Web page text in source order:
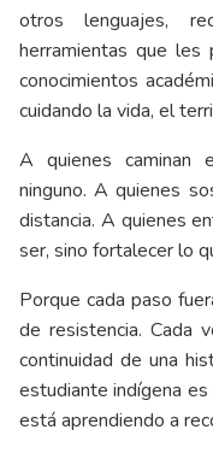
otros lenguajes,
herramientas que les
conocimientos
cuidando la vida, el
A quienes caminan
ninguno. A quienes
distancia. A quienes
ser, sino fortalecer lo
Porque cada paso
de resistencia. Cada
continuidad de una
estudiante indígena
está aprendiendo a